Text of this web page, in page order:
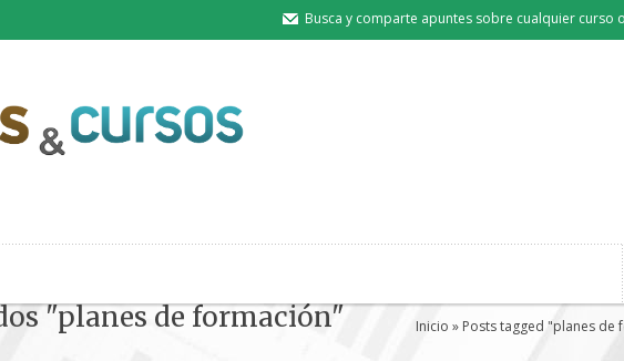
Busca y comparte apuntes sobre cualquier curso
"planes de formación" Inicio » Posts tagged "planes de